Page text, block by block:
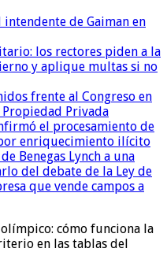
de Gaiman en
los rectores piden a la
y aplique multas si no
frente al Congreso en
Propiedad Privada
el procesamiento de
enriquecimiento ilícito
Benegas Lynch a una
del debate de la Ley de
que vende campos a
cómo funciona la
en las tablas del